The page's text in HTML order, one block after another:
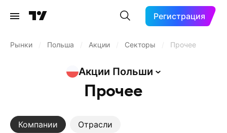
Регистрация
Рынки Польша Акции Секторы Прочее
Акции Польши
Прочее
Компании Отрасли